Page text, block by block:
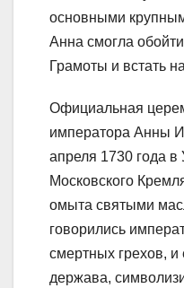
основными
Анна смогла
Грамоты и встать
Официальная
императора Анны
апреля 1730 года в
Московского
омыта святыми
говорились
смертных грехов,
держава,